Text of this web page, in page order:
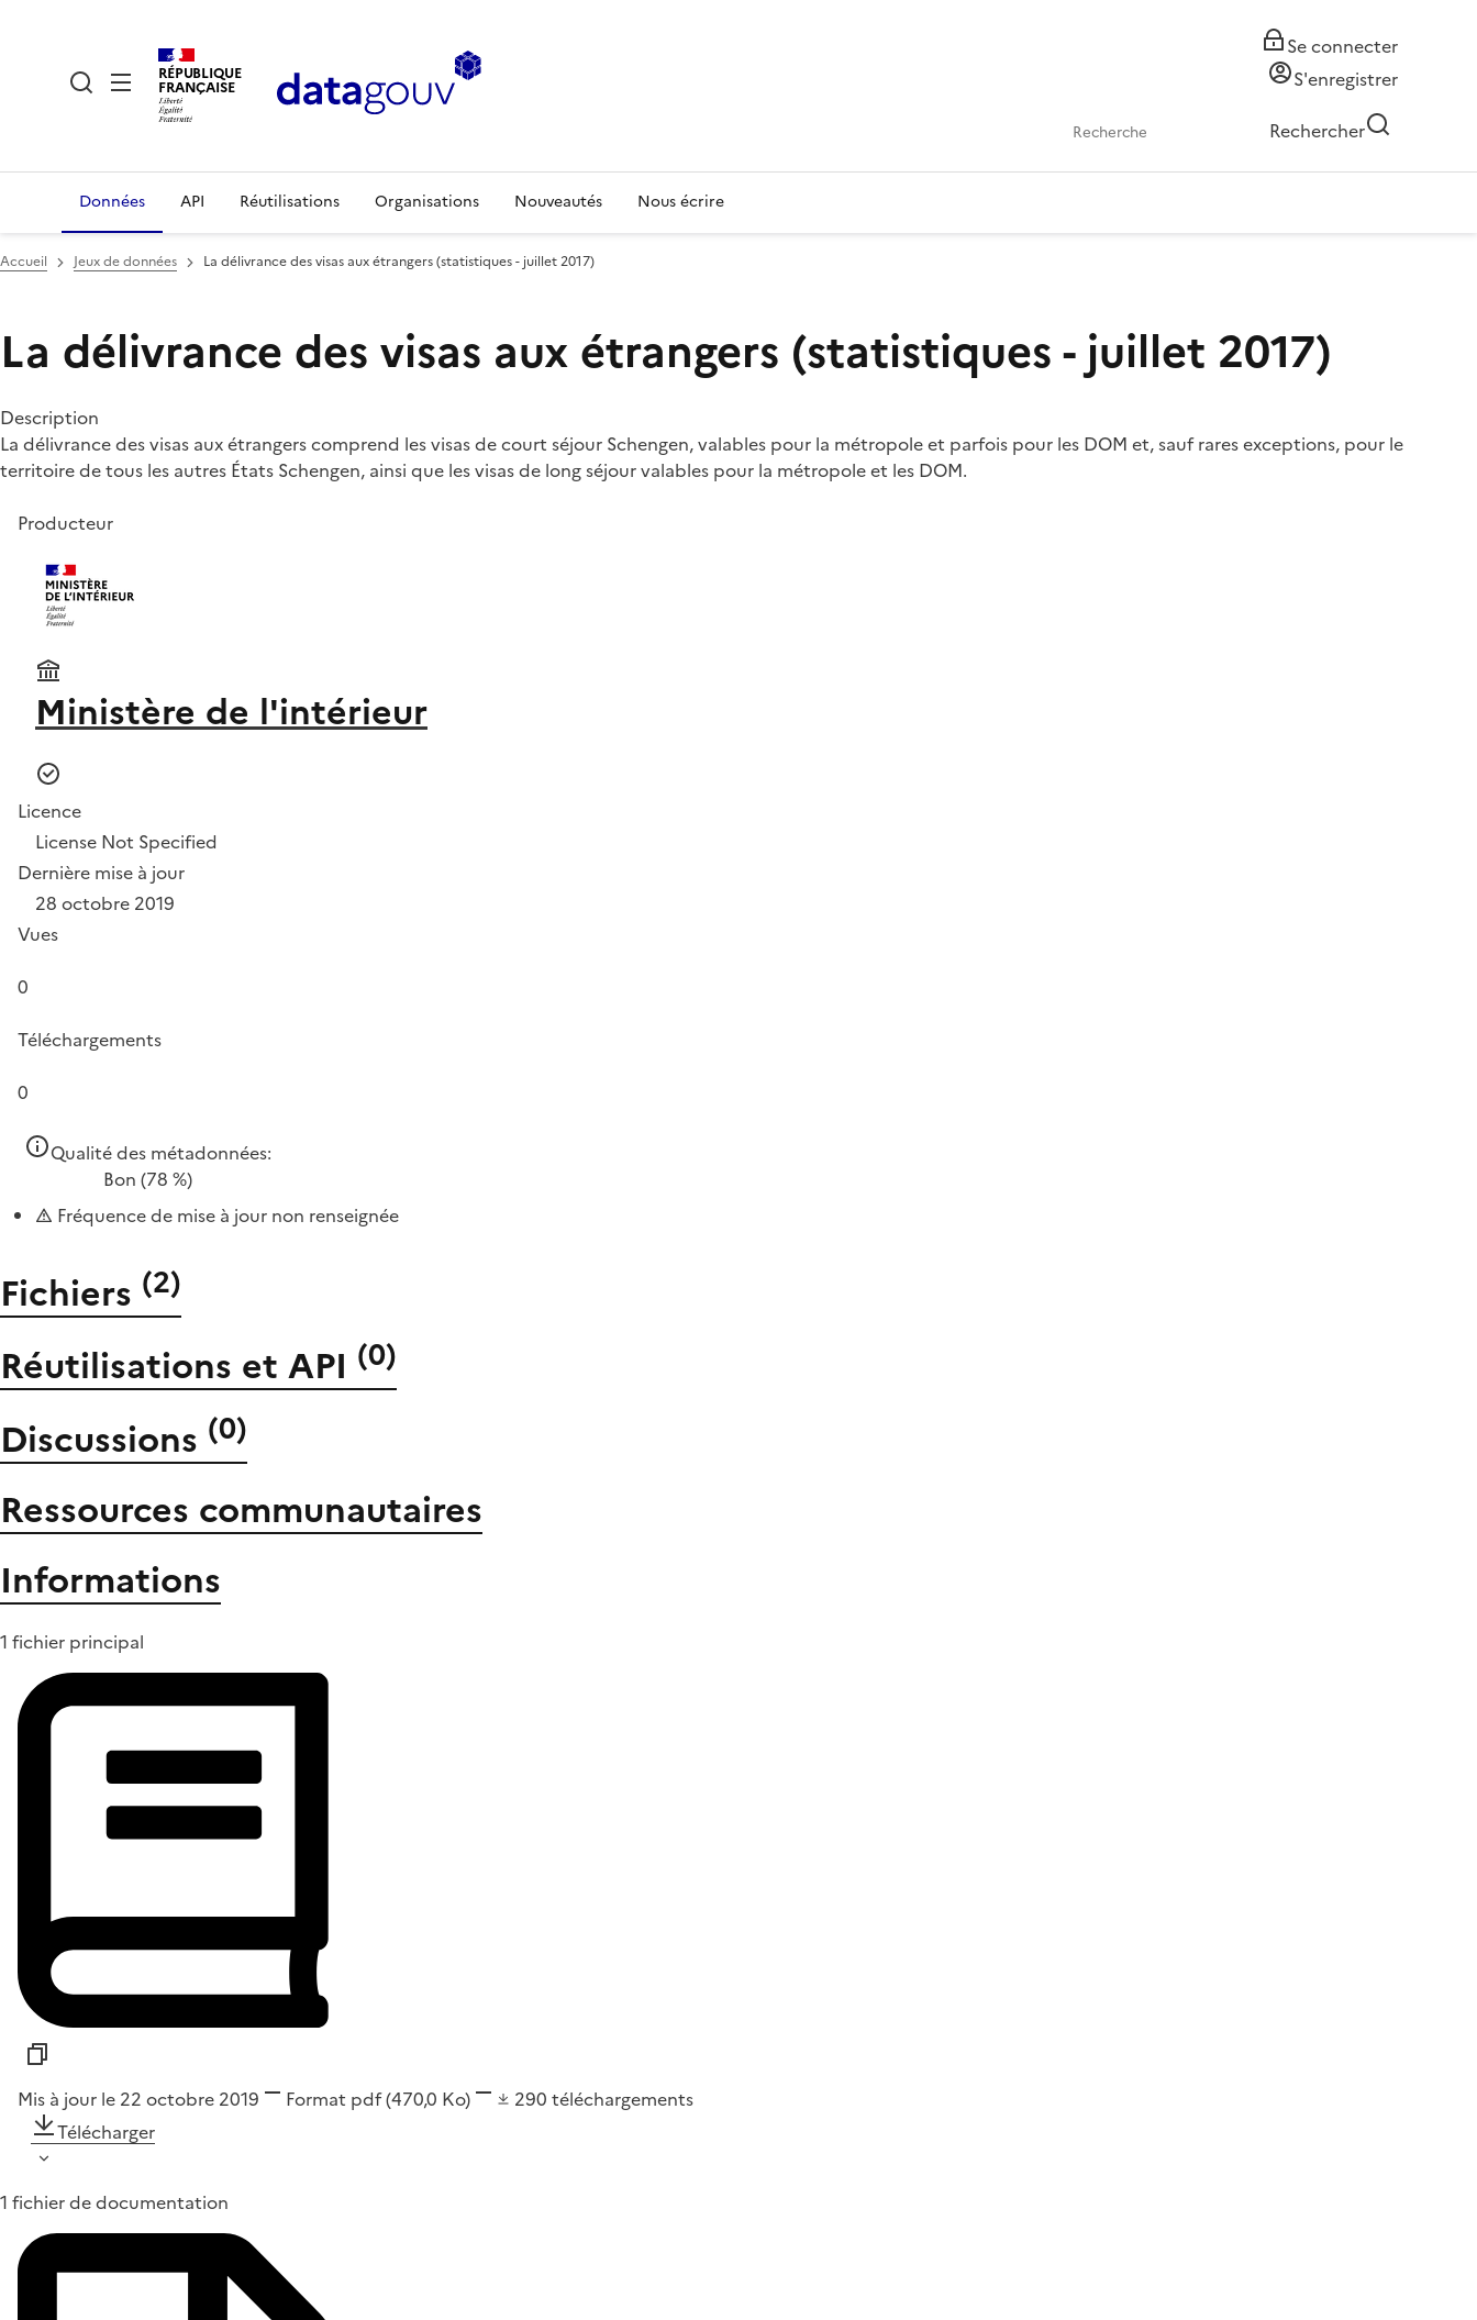
RÉPUBLIQUE
FRANÇAISE
Se connecter
S'enregistrer
Rechercher
Données API Réutilisations Organisations Nouveautés Nous écrire
Accueil Jeux de données La délivrance des visas aux étrangers (statistiques - juillet 2017)
La délivrance des visas aux étrangers (statistiques - juillet 2017)
Description
La délivrance des visas aux étrangers comprend les visas de court séjour Schengen, valables pour la métropole et parfois pour les DOM et, sauf rares exceptions, pour le
territoire de tous les autres États Schengen, ainsi que les visas de long séjour valables pour la métropole et les DOM.
Producteur
Ministère de l'intérieur
Licence
License Not Specified
Dernière mise à jour
28 octobre 2019
Vues
0
Téléchargements
0
Qualité des métadonnées:
Bon (78 %)
Fréquence de mise à jour non renseignée
Fichiers (2)
Réutilisations et API (0)
Discussions (0)
Ressources communautaires
Informations
1 fichier principal
Mis à jour le 22 octobre 2019 Format pdf(470,0 Ko) 290 téléchargements
Télécharger
1 fichier de documentation